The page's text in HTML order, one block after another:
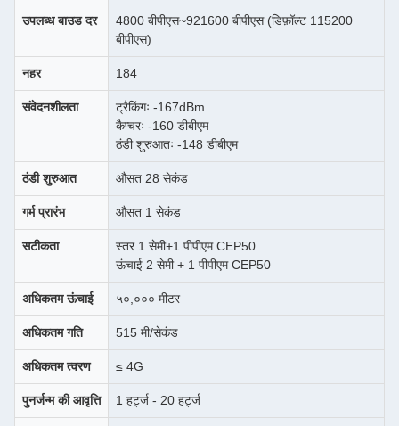
उपलब्ध बाउड दर
4800 बीपीएस~921600 बीपीएस (डिफ़ॉल्ट 115200
बीपीएस)
नहर 184
संवेदनशीलता
ट्रैकिंगः -167dBm
कैप्चरः -160 डीबीएम
ठंडी शुरुआतः -148 डीबीएम
ठंडी शुरुआत औसत 28 सेकंड
गर्म प्रारंभ औसत 1 सेकंड
सटीकता
स्तर 1 सेमी+1 पीपीएम CEP50
ऊंचाई 2 सेमी + 1 पीपीएम CEP50
अधिकतम ऊंचाई ५०,००० मीटर
अधिकतम गति 515 मी/सेकंड
अधिकतम त्वरण ≤ 4G
पुनर्जन्म की आवृत्ति 1 हर्ट्ज - 20 हर्ट्ज